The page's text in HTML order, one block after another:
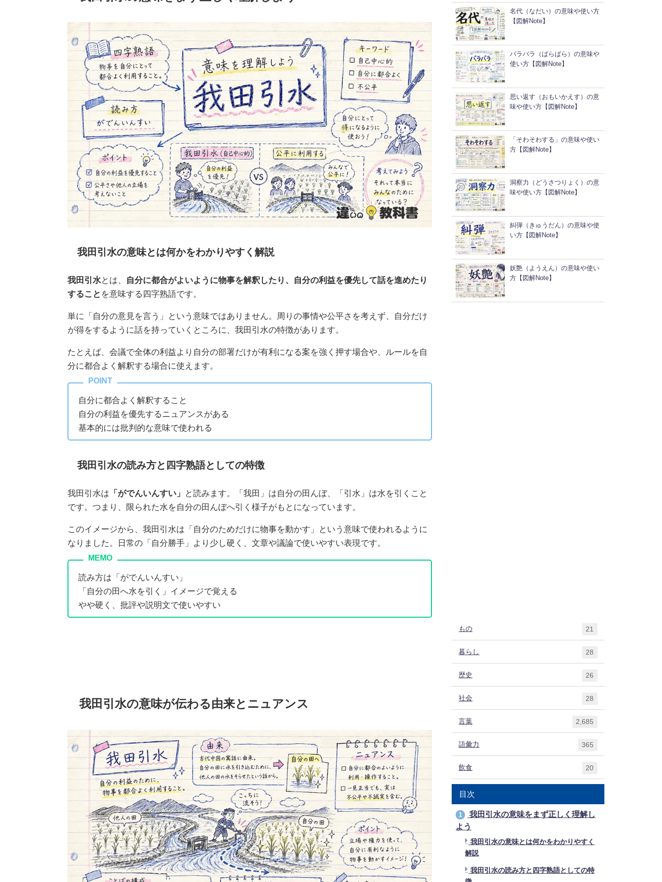
我田引水の意味とは何かをわかりやすく解説
我田引水 とは、
自分に都合がよいように物事を解釈したり、自分の利益を優先して話を進めたり
すること を意味する四字熟語です。
単に「自分の意見を言う」という意味ではありません。周りの事情や公平さを考えず、自分だけ
が得をするように話を持っていくところに、我田引水の特徴があります。
たとえば、会議で全体の利益より自分の部署だけが有利になる案を強く押す場合や、ルールを自
分に都合よく解釈する場合に使えます。
自分に都合よく解釈すること
自分の利益を優先するニュアンスがある
基本的には批判的な意味で使われる
我田引水の読み方と四字熟語としての特徴
我田引水は 「がでんいんすい」
と読みます。「我田」は自分の田んぼ、「引水」は水を引くこと
です。つまり、限られた水を自分の田んぼへ引く様子がもとになっています。
このイメージから、我田引水は「自分のためだけに物事を動かす」という意味で使われるように
なりました。日常の「自分勝手」より少し硬く、文章や議論で使いやすい表現です。
読み方は「がでんいんすい」
「自分の田へ水を引く」イメージで覚える
やや硬く、批評や説明文で使いやすい
我田引水の意味が伝わる由来とニュアンス
名代（なだい）の意味や使い方
【図解Note】
バラバラ（ばらばら）の意味や
使い方【図解Note】
思い返す（おもいかえす）の意
味や使い方【図解Note】
「そわそわする」の意味や使い
方【図解Note】
洞察力（どうさつりょく）の意
味や使い方【図解Note】
糾弾（きゅうだん）の意味や使
い方【図解Note】
妖艶（ようえん）の意味や使い
方【図解Note】
もの 21
暮らし 28
歴史 26
社会 28
言葉 2,685
語彙力 365
飲食 20
目次
1
我田引水の意味をまず正しく理解し
よう
我田引水の意味とは何かをわかりやすく
解説
我田引水の読み方と四字熟語としての特